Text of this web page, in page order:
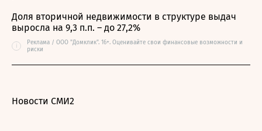
Доля вторичной недвижимости в структуре выдач
выросла на 9,3 п.п. – до 27,2%
i
Реклама / ООО "Домклик". 16+. Оценивайте свои финансовые возможности и
риски
Новости СМИ2